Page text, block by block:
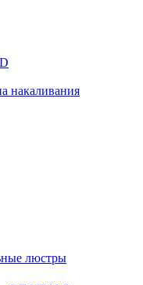
накаливания
люстры